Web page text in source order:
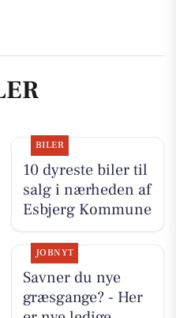
BILER
10 dyreste biler til
salg i nærheden af
Esbjerg Kommune
JOBNYT
Savner du nye
græsgange? - Her